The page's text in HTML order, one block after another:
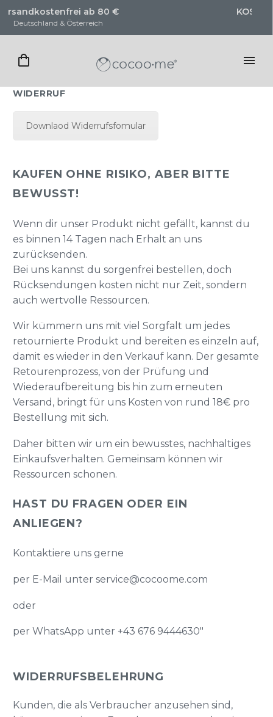
80 € KOSTENLOSE Trageberatung
WIDERRUF
Downlaod Widerrufsfomular
KAUFEN OHNE RISIKO, ABER BITTE
BEWUSST!
Wenn dir unser Produkt nicht gefällt, kannst du
es binnen 14 Tagen nach Erhalt an uns
zurücksenden.
Bei uns kannst du sorgenfrei bestellen, doch
Rücksendungen kosten nicht nur Zeit, sondern
auch wertvolle Ressourcen.
Wir kümmern uns mit viel Sorgfalt um jedes
retournierte Produkt und bereiten es einzeln auf,
damit es wieder in den Verkauf kann. Der gesamte
Retourenprozess, von der Prüfung und
Wiederaufbereitung bis hin zum erneuten
Versand, bringt für uns Kosten von rund 18€ pro
Bestellung mit sich.
Daher bitten wir um ein bewusstes, nachhaltiges
Einkaufsverhalten. Gemeinsam können wir
Ressourcen schonen.
HAST DU FRAGEN ODER EIN
ANLIEGEN?
Kontaktiere uns gerne
per E-Mail unter service@cocoome.com
oder
per WhatsApp unter +43 676 9444630″
WIDERRUFSBELEHRUNG
Kunden, die als Verbraucher anzusehen sind,